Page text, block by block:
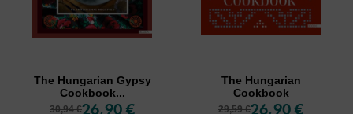
The Hungarian Gypsy
Cookbook...
30,94 €26,90 €
The Hungarian
Cookbook
29,59 €26,90 €